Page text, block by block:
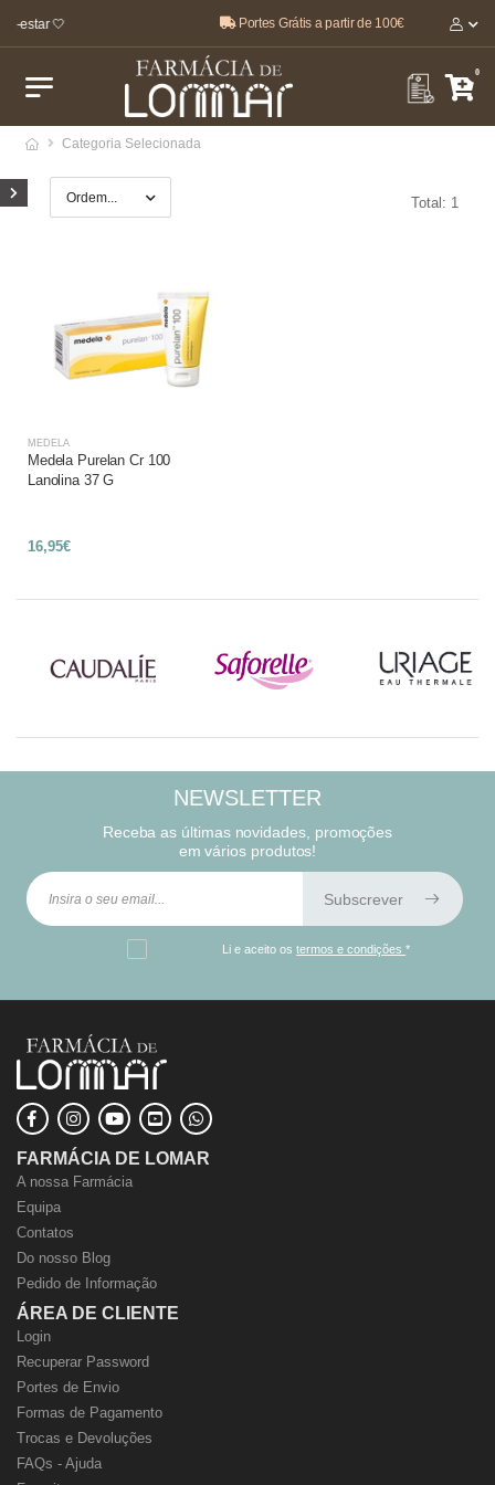
estar 🤍 Portes Grátis a partir de 100€
0
Categoria Selecionada
Total: 1
MEDELA
Medela Purelan Cr 100
Lanolina 37 G
16,95€
NEWSLETTER
Receba as últimas novidades, promoções
em vários produtos!
Subscrever
Li e aceito ostermos e condições*
FARMÁCIA DE LOMAR
A nossa Farmácia
Equipa
Contatos
Do nosso Blog
Pedido de Informação
ÁREA DE CLIENTE
Login
Recuperar Password
Portes de Envio
Formas de Pagamento
Trocas e Devoluções
FAQs - Ajuda